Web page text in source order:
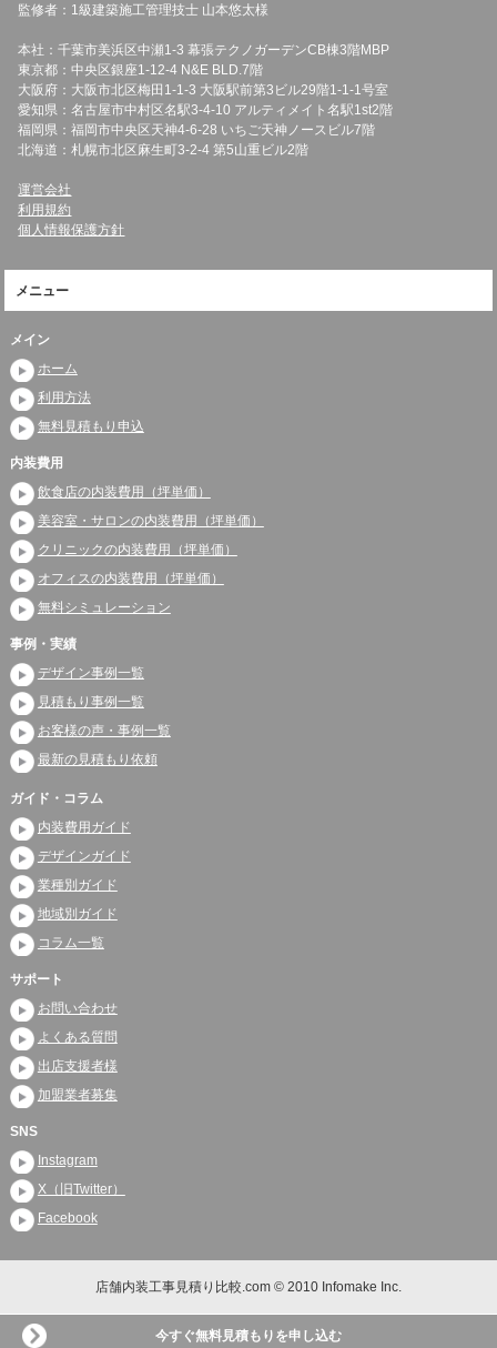
監修者：1級建築施工管理技士 山本悠太様
本社：千葉市美浜区中瀬1-3 幕張テクノガーデンCB棟3階MBP
東京都：中央区銀座1-12-4 N&E BLD.7階
大阪府：大阪市北区梅田1-1-3 大阪駅前第3ビル29階1-1-1号室
愛知県：名古屋市中村区名駅3-4-10 アルティメイト名駅1st2階
福岡県：福岡市中央区天神4-6-28 いちご天神ノースビル7階
北海道：札幌市北区麻生町3-2-4 第5山重ビル2階
運営会社
利用規約
個人情報保護方針
メニュー
メイン
ホーム
利用方法
無料見積もり申込
内装費用
飲食店の内装費用（坪単価）
美容室・サロンの内装費用（坪単価）
クリニックの内装費用（坪単価）
オフィスの内装費用（坪単価）
無料シミュレーション
事例・実績
デザイン事例一覧
見積もり事例一覧
お客様の声・事例一覧
最新の見積もり依頼
ガイド・コラム
内装費用ガイド
デザインガイド
業種別ガイド
地域別ガイド
コラム一覧
サポート
お問い合わせ
よくある質問
出店支援者様
加盟業者募集
SNS
Instagram
X（旧Twitter）
Facebook
店舗内装工事見積り比較.com © 2010 Infomake Inc.
今すぐ無料見積もりを申し込む